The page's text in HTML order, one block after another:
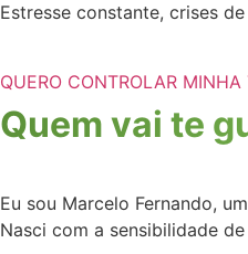
Estresse constante, crises
QUERO CONTROLAR MINHA
Quem vai te
Eu sou Marcelo Fernando,
Nasci com a sensibilidade